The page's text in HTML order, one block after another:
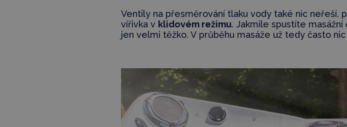
Ventily na přesměrování tlaku vody také nic neřeší,
vířivka v klidovém režimu. Jakmile spustíte
jen velmi těžko. V průběhu masáže už tedy často